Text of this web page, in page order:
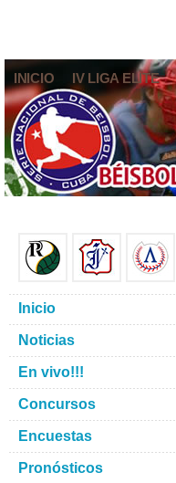
INICIO IV LIGA ELITE
Inicio
Noticias
En vivo!!!
Concursos
Encuestas
Pronósticos